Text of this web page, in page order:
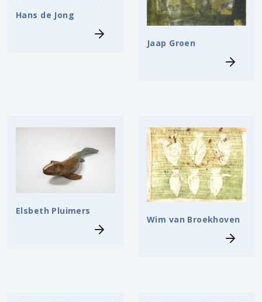
Hans de Jong
Jaap Groen
Elsbeth Pluimers
Wim van Broekhoven